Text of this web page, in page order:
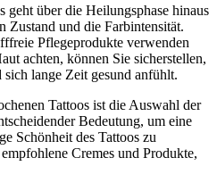
geht über die Heilungsphase hinaus
Zustand und die Farbintensität.
Pflegeprodukte verwenden
achten, können Sie sicherstellen,
sich lange Zeit gesund anfühlt.
Tattoos ist die Auswahl der
Bedeutung, um eine
Schönheit des Tattoos zu
Cremes und Produkte,